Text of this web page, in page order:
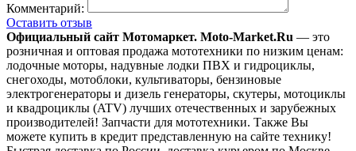
Комментарий:
Оставить отзыв
Официальный сайт Мотомаркет. Moto-Market.Ru — это
розничная и оптовая продажа мототехники по низким ценам:
лодочные моторы, надувные лодки ПВХ и гидроциклы,
снегоходы, мотоблоки, культиваторы, бензиновые
электрогенераторы и дизель генераторы, скутеры, мотоциклы
и квадроциклы (ATV) лучших отечественных и зарубежных
производителей! Запчасти для мототехники. Также Вы
можете купить в кредит представленную на сайте технику!